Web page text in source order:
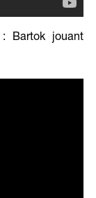
: Bartok jouant